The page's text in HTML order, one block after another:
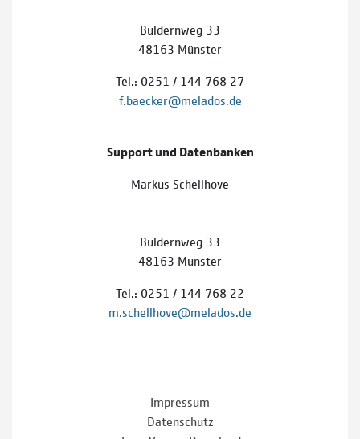
Buldernweg 33
48163 Münster
Tel.: 0251 / 144 768 27
f.baecker@melados.de
Support und Datenbanken
Markus Schellhove
Buldernweg 33
48163 Münster
Tel.: 0251 / 144 768 22
m.schellhove@melados.de
Impressum
Datenschutz